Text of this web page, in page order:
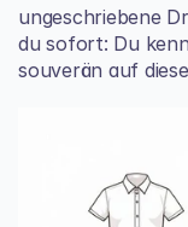
ungeschriebene
du sofort: Du
souverän auf